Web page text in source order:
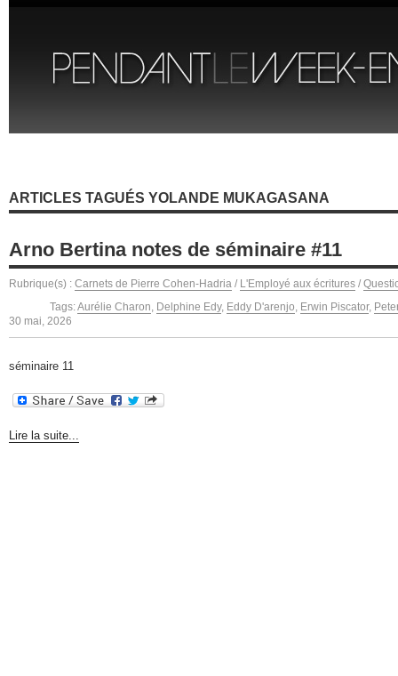
ARTICLES TAGUÉS YOLANDE MUKAGASANA
Arno Bertina notes de séminaire #11
Rubrique(s) : Carnets de Pierre Cohen-Hadria / L'Employé aux écritures /
Tags:Aurélie Charon, Delphine Edy, Eddy D'arenjo, Erwin Piscator,
30 mai, 2026
séminaire 11
Lire la suite...